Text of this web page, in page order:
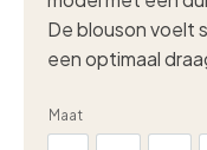
De blouson voelt
een optimaal
Maat